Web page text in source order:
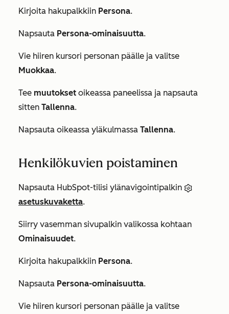
Kirjoita hakupalkkiin Persona.
Napsauta Persona-ominaisuutta.
Vie hiiren kursori personan päälle ja valitse
Muokkaa.
Tee muutokset oikeassa paneelissa ja napsauta
sitten Tallenna.
Napsauta oikeassa yläkulmassa Tallenna.
Henkilökuvien poistaminen
Napsauta HubSpot-tilisi ylänavigointipalkin
asetuskuvaketta.
Siirry vasemman sivupalkin valikossa kohtaan
Ominaisuudet.
Kirjoita hakupalkkiin Persona.
Napsauta Persona-ominaisuutta.
Vie hiiren kursori personan päälle ja valitse